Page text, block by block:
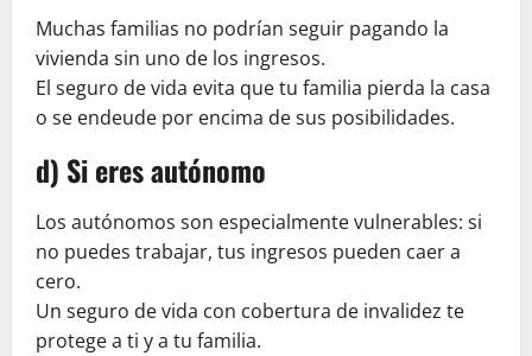
Muchas familias no podrían seguir pagando la
vivienda sin uno de los ingresos.
El seguro de vida evita que tu familia pierda la casa
o se endeude por encima de sus posibilidades.
d) Si eres autónomo
Los autónomos son especialmente vulnerables: si
no puedes trabajar, tus ingresos pueden caer a
cero.
Un seguro de vida con cobertura de invalidez te
protege a ti y a tu familia.